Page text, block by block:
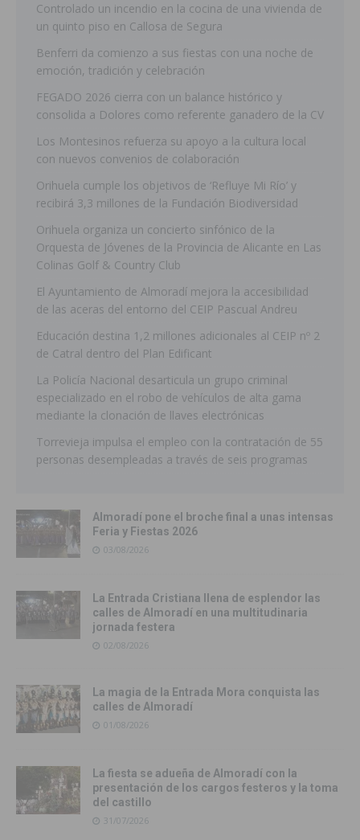
Controlado un incendio en la cocina de una vivienda de
un quinto piso en Callosa de Segura
Benferri da comienzo a sus fiestas con una noche de
emoción, tradición y celebración
FEGADO 2026 cierra con un balance histórico y
consolida a Dolores como referente ganadero de la CV
Los Montesinos refuerza su apoyo a la cultura local
con nuevos convenios de colaboración
Orihuela cumple los objetivos de ‘Refluye Mi Río’ y
recibirá 3,3 millones de la Fundación Biodiversidad
Orihuela organiza un concierto sinfónico de la
Orquesta de Jóvenes de la Provincia de Alicante en Las
Colinas Golf & Country Club
El Ayuntamiento de Almoradí mejora la accesibilidad
de las aceras del entorno del CEIP Pascual Andreu
Educación destina 1,2 millones adicionales al CEIP nº 2
de Catral dentro del Plan Edificant
La Policía Nacional desarticula un grupo criminal
especializado en el robo de vehículos de alta gama
mediante la clonación de llaves electrónicas
Torrevieja impulsa el empleo con la contratación de 55
personas desempleadas a través de seis programas
Almoradí pone el broche final a unas intensas
Feria y Fiestas 2026
03/08/2026
La Entrada Cristiana llena de esplendor las
calles de Almoradí en una multitudinaria
jornada festera
02/08/2026
La magia de la Entrada Mora conquista las
calles de Almoradí
01/08/2026
La fiesta se adueña de Almoradí con la
presentación de los cargos festeros y la toma
del castillo
31/07/2026